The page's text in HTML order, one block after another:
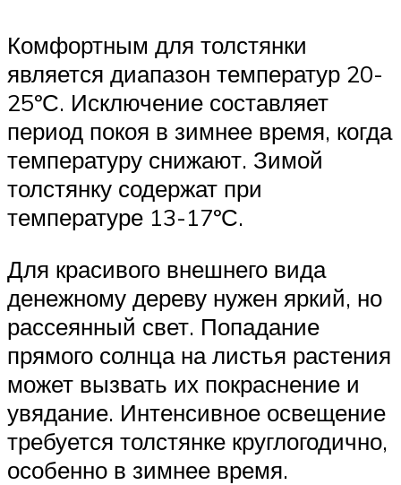
Комфортным для толстянки
является диапазон температур 20-
25ºС. Исключение составляет
период покоя в зимнее время, когда
температуру снижают. Зимой
толстянку содержат при
температуре 13-17ºС.
Для красивого внешнего вида
денежному дереву нужен яркий, но
рассеянный свет. Попадание
прямого солнца на листья растения
может вызвать их покраснение и
увядание. Интенсивное освещение
требуется толстянке круглогодично,
особенно в зимнее время.